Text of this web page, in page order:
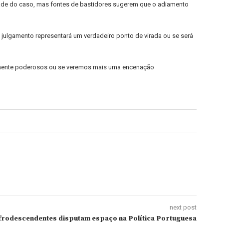
do caso, mas fontes de bastidores sugerem que o adiamento
representará um verdadeiro ponto de virada ou se será
poderosos ou se veremos mais uma encenação
next post
disputam espaço na Política Portuguesa